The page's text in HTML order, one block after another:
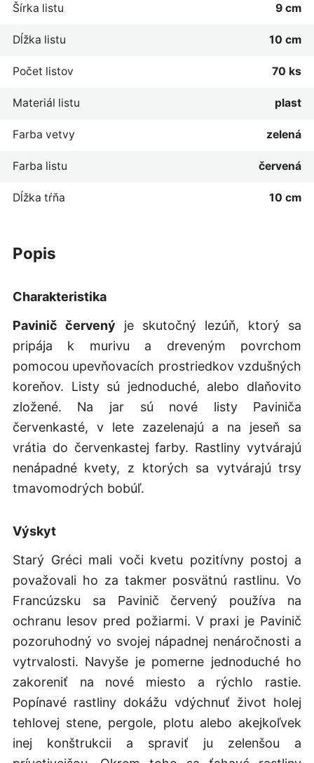
popis
Charakteristika
Pavinič červený je skutočný lezúň, ktorý sa
pripája k murivu a dreveným povrchom
pomocou upevňovacích prostriedkov vzdušných
koreňov. Listy sú jednoduché, alebo dlaňovito
zložené. Na jar sú nové listy Paviniča
červenkasté, v lete zazelenajú a na jeseň sa
vrátia do červenkastej farby. Rastliny vytvárajú
nenápadné kvety, z ktorých sa vytvárajú trsy
tmavomodrých bobúľ.
Výskyt
Starý Gréci mali voči kvetu pozitívny postoj a
považovali ho za takmer posvätnú rastlinu. Vo
Francúzsku sa Pavinič červený používa na
ochranu lesov pred požiarmi. V praxi je Pavinič
pozoruhodný vo svojej nápadnej nenáročnosti a
vytrvalosti. Navyše je pomerne jednoduché ho
zakoreniť na nové miesto a rýchlo rastie.
Popínavé rastliny dokážu vdýchnuť život holej
tehlovej stene, pergole, plotu alebo akejkoľvek
inej konštrukcii a spraviť ju zelenšou a
Šírka listu 9 cm
Dĺžka listu 10 cm
Počet listov 70 ks
Materiál listu plast
Farba vetvy zelená
Farba listu červená
Dĺžka tŕňa 10 cm